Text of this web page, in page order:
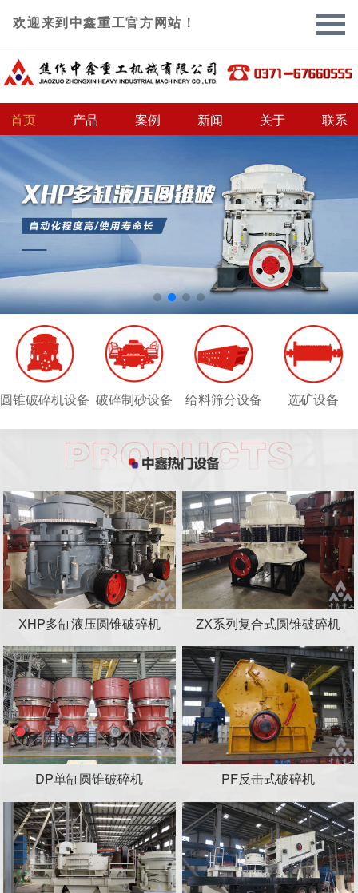
欢迎来到中鑫重工官方网站！
首页 产品 案例 新闻 关于 联系
圆锥破碎机设备 破碎制砂设备 给料筛分设备 选矿设备
XHP多缸液压圆锥破碎机 ZX系列复合式圆锥破碎机
DP单缸圆锥破碎机 PF反击式破碎机